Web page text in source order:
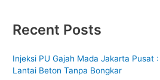
granule
green
Masjid
Agung
Recent Posts
Injeksi PU Gajah Mada Jakarta Pusat
Lantai Beton Tanpa Bongkar